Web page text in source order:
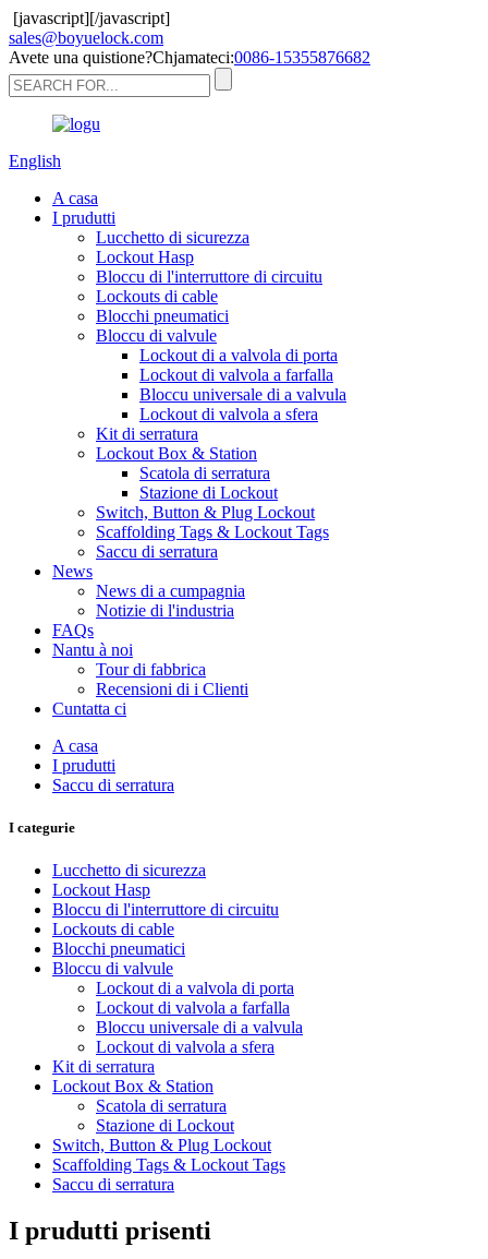
[javascript][/javascript]
sales@boyuelock.com
Avete una quistione?Chjamateci:0086-15355876682
English
A casa
I prudutti
Lucchetto di sicurezza
Lockout Hasp
Bloccu di l'interruttore di circuitu
Lockouts di cable
Blocchi pneumatici
Bloccu di valvule
Lockout di a valvola di porta
Lockout di valvola a farfalla
Bloccu universale di a valvula
Lockout di valvola a sfera
Kit di serratura
Lockout Box & Station
Scatola di serratura
Stazione di Lockout
Switch, Button & Plug Lockout
Scaffolding Tags & Lockout Tags
Saccu di serratura
News
News di a cumpagnia
Notizie di l'industria
FAQs
Nantu à noi
Tour di fabbrica
Recensioni di i Clienti
Cuntatta ci
A casa
I prudutti
Saccu di serratura
I categurie
Lucchetto di sicurezza
Lockout Hasp
Bloccu di l'interruttore di circuitu
Lockouts di cable
Blocchi pneumatici
Bloccu di valvule
Lockout di a valvola di porta
Lockout di valvola a farfalla
Bloccu universale di a valvula
Lockout di valvola a sfera
Kit di serratura
Lockout Box & Station
Scatola di serratura
Stazione di Lockout
Switch, Button & Plug Lockout
Scaffolding Tags & Lockout Tags
Saccu di serratura
I prudutti prisenti